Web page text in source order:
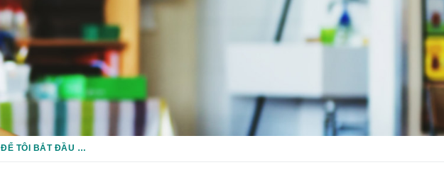
(10.6) LÀM THẾ NÀO ĐỂ TÔI BẮT ĐẦU CUỘC HỌP LẬP KẾ HOẠCH CHUYỂN TIẾP?